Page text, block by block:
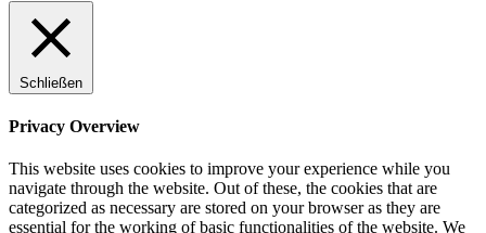
Schließen
Privacy Overview
This website uses cookies to improve your experience while you
navigate through the website. Out of these, the cookies that are
categorized as necessary are stored on your browser as they are
essential for the working of basic functionalities of the website. We